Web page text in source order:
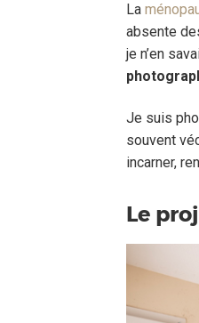
La
absente
je n’en
Je suis
souvent
incarner,
Le